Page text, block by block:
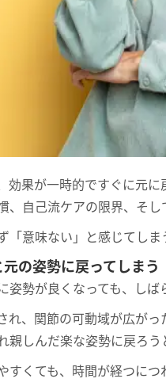
果が一時的ですぐに元
自己流ケアの限界、そ
意味ない」と感じてしま
の姿勢に戻ってしまう
勢が良くなっても、し
れ、関節の可動域が広が
しんだ楽な姿勢に戻ろう
くても、時間が経つに